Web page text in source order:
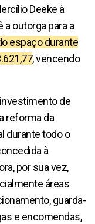
Deeke à
a outorga para a
espaço durante
, vencendo
de
reforma da
durante todo o
à
por sua vez,
áreas
guarda-
e encomendas,